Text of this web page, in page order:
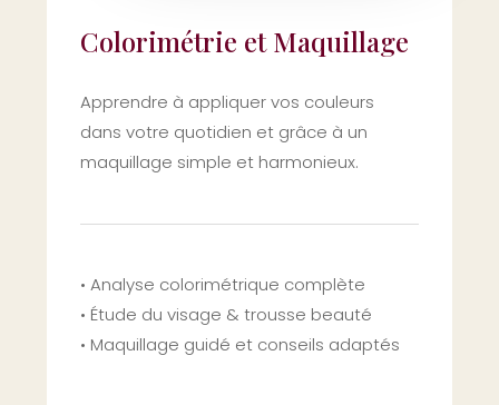
Colorimétrie et Maquillage
Apprendre à appliquer vos couleurs
dans votre quotidien et grâce à un
maquillage simple et harmonieux.
• Analyse colorimétrique complète
• Étude du visage & trousse beauté
• Maquillage guidé et conseils adaptés